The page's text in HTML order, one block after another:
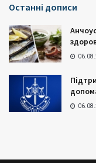
Останні дописи